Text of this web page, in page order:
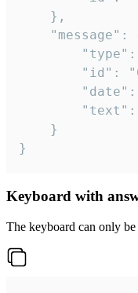
}
Keyboard with
The keyboard can only